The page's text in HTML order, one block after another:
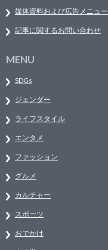
媒体資料および広告メニュー
記事に関するお問い合わせ
MENU
SDGs
ジェンダー
ライフスタイル
エンタメ
ファッション
グルメ
カルチャー
スポーツ
おでかけ